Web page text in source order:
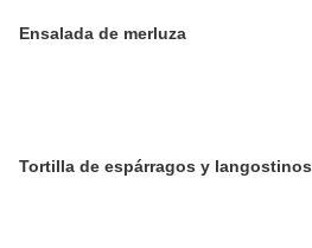
Ensalada de merluza
Tortilla de espárragos y langostinos